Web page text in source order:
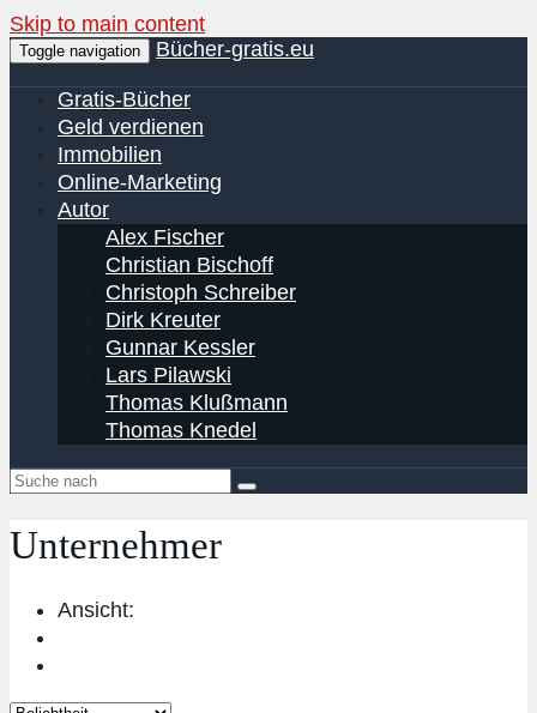
Skip to main content
Toggle navigation Bücher-gratis.eu
Gratis-Bücher
Geld verdienen
Immobilien
Online-Marketing
Autor
Alex Fischer
Christian Bischoff
Christoph Schreiber
Dirk Kreuter
Gunnar Kessler
Lars Pilawski
Thomas Klußmann
Thomas Knedel
Unternehmer
Ansicht: